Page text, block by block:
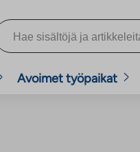
Avoimet työpaikat